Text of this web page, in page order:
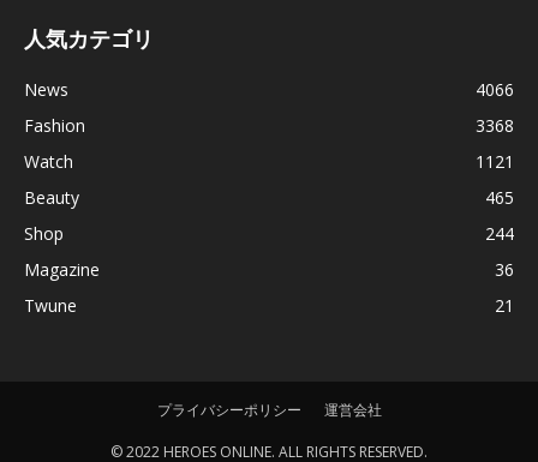
人気カテゴリ
News
4066
Fashion
3368
Watch
1121
Beauty
465
Shop
244
Magazine
36
Twune
21
プライバシーポリシー 運営会社
© 2022 HEROES ONLINE. ALL RIGHTS RESERVED.